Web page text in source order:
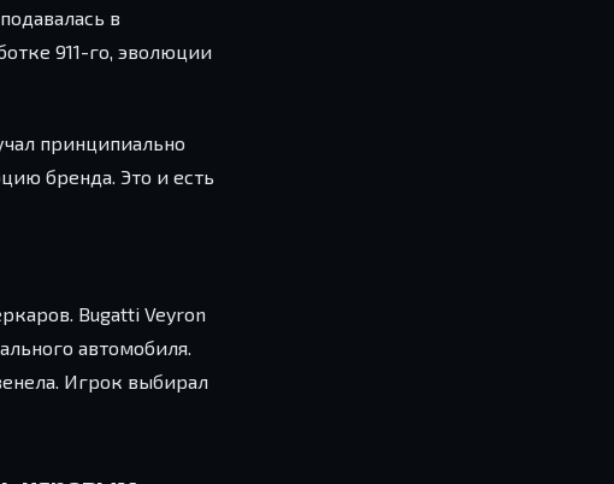
в
911-го, эволюции
принципиально
бренда. Это и есть
Bugatti Veyron
автомобиля.
Игрок выбирал